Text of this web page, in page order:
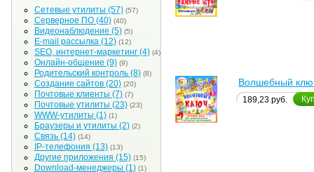
Волшебный
189,23 руб.
Сетевые утилиты (57) (57)
Серверное ПО(40) (40)
Видеонаблюдение (5) (5)
E-mail рассылка(12) (12)
SEO, интернет-маркетинг(4) (4)
Онлайн-общение (9) (9)
Родительский контроль(8) (8)
Создание сайтов(20) (20)
Почтовые клиенты (7) (7)
Почтовые утилиты (23) (23)
WWW-утилиты (1) (1)
Браузеры и утилиты (2) (2)
Связь(14) (14)
IP-телефония (13) (13)
Другие приложения (15) (15)
Download-менеджеры (1) (1)